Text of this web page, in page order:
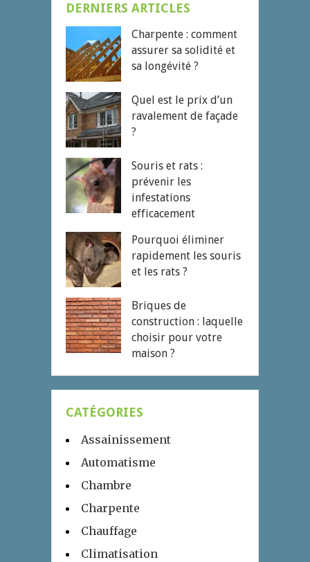
DERNIERS ARTICLES
Charpente : comment
assurer sa solidité et
sa longévité ?
Quel est le prix d’un
ravalement de façade
?
Souris et rats :
prévenir les
infestations
efficacement
Pourquoi éliminer
rapidement les souris
et les rats ?
Briques de
construction : laquelle
choisir pour votre
maison ?
CATÉGORIES
Assainissement
Automatisme
Chambre
Charpente
Chauffage
Climatisation